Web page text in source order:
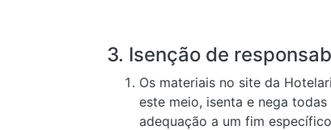
3. Isenção de
Os materiais no site da
este meio, isenta e nega
adequação a um fim